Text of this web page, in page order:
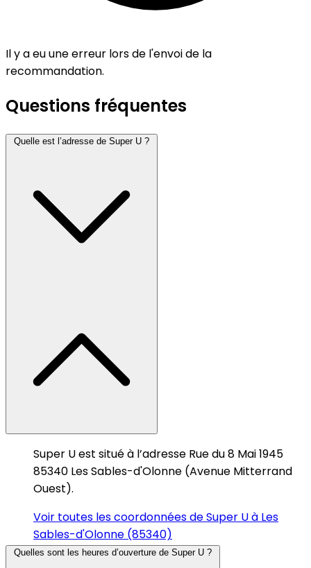
Il y a eu une erreur lors de l'envoi de la
recommandation.
Questions fréquentes
Quelle est l’adresse de Super U ?
Super U est situé à l’adresse Rue du 8 Mai 1945
85340 Les Sables-d'Olonne (Avenue Mitterrand
Ouest).
Voir toutes les coordonnées de Super U à Les
Sables-d'Olonne (85340)
Quelles sont les heures d’ouverture de Super U ?